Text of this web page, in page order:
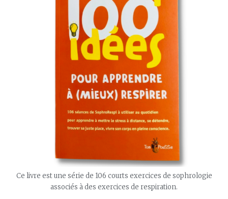
Ce livre est une série de 106 courts exercices de sophrologie
associés à des exercices de respiration.